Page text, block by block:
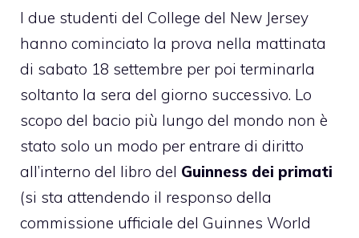
I due studenti del College del New Jersey
hanno cominciato la prova nella mattinata
di sabato 18 settembre per poi terminarla
soltanto la sera del giorno successivo. Lo
scopo del bacio più lungo del mondo non è
stato solo un modo per entrare di diritto
all’interno del libro del Guinness dei primati
(si sta attendendo il responso della
commissione ufficiale del Guinnes World